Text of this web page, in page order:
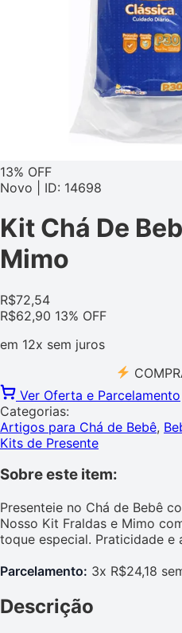
13% OFF
Novo | ID: 14698
Kit Chá De
Mimo
R$72,54
R$62,90 13% OFF
em 12x sem juros
COMPRA E
Ver Oferta e Parcelamento
Categorias:
Artigos para Chá de Bebê,
Kits de Presente
Sobre este item:
Presenteie no Chá de Bebê
Nosso Kit Fraldas e Mimo
toque especial. Praticidade e
Parcelamento: 3x R$24,18
Descrição